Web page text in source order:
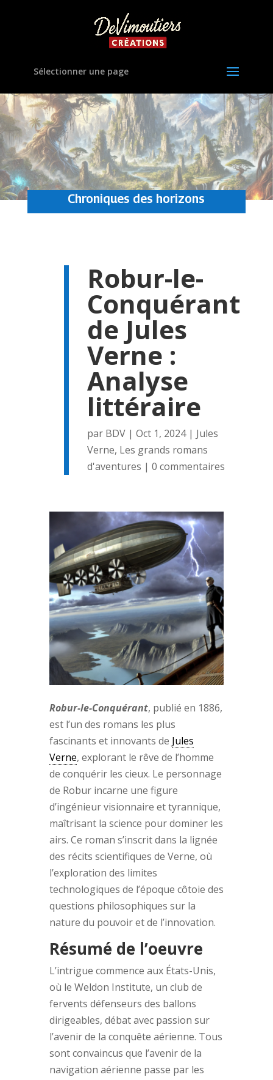
Sélectionner une page
Chroniques des horizons
Robur-le-
Conquérant
de Jules
Verne :
Analyse
littéraire
par BDV| Oct 1, 2024| Jules
Verne, Les grands romans
d'aventures | 0 commentaires
Robur-le-Conquérant, publié en 1886,
est l’un des romans les plus
fascinants et innovants de Jules
Verne, explorant le rêve de l’homme
de conquérir les cieux. Le personnage
de Robur incarne une figure
d’ingénieur visionnaire et tyrannique,
maîtrisant la science pour dominer les
airs. Ce roman s’inscrit dans la lignée
des récits scientifiques de Verne, où
l’exploration des limites
technologiques de l’époque côtoie des
questions philosophiques sur la
nature du pouvoir et de l’innovation.
Résumé de l’oeuvre
L’intrigue commence aux États-Unis,
où le Weldon Institute, un club de
fervents défenseurs des ballons
dirigeables, débat avec passion sur
l’avenir de la conquête aérienne. Tous
sont convaincus que l’avenir de la
navigation aérienne passe par les